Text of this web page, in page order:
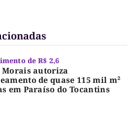
de R$ 2,6
Morais autoriza
de quase 115 mil m²
em Paraíso do Tocantins